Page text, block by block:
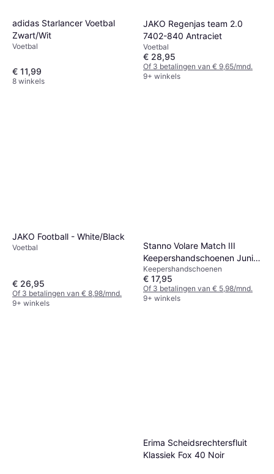
adidas Starlancer Voetbal
Zwart/Wit
Voetbal
€ 11,99
8 winkels
JAKO Regenjas team 2.0
7402-840 Antraciet
Voetbal
€ 28,95
Of 3 betalingen van € 9,65/mnd.
9+ winkels
JAKO Football - White/Black
Voetbal
€ 26,95
Of 3 betalingen van € 8,98/mnd.
9+ winkels
Stanno Volare Match III
Keepershandschoenen Junior
Maat 4 Wit
Keepershandschoenen
€ 17,95
Of 3 betalingen van € 5,98/mnd.
9+ winkels
Erima Scheidsrechtersfluit
Klassiek Fox 40 Noir